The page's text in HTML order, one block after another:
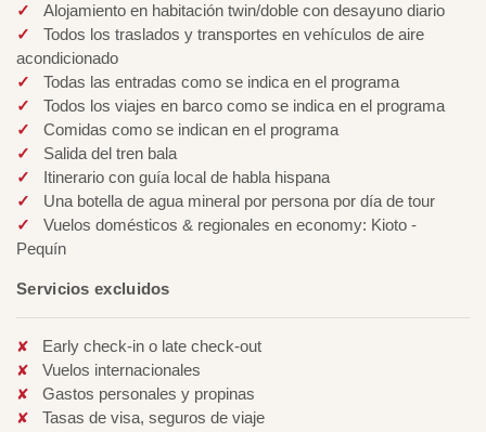
Alojamiento en habitación twin/doble con desayuno diario
Todos los traslados y transportes en vehículos de aire
acondicionado
Todas las entradas como se indica en el programa
Todos los viajes en barco como se indica en el programa
Comidas como se indican en el programa
Salida del tren bala
Itinerario con guía local de habla hispana
Una botella de agua mineral por persona por día de tour
Vuelos domésticos & regionales en economy: Kioto -
Pequín
Servicios excluidos
Early check-in o late check-out
Vuelos internacionales
Gastos personales y propinas
Tasas de visa, seguros de viaje